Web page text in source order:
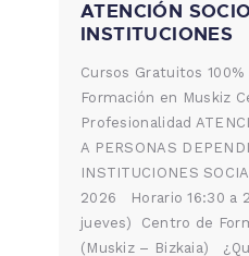
ATENCIÓN
INSTITUCIONES
Cursos Gratuitos
Formación en Muskiz
Profesionalidad
A PERSONAS
INSTITUCIONES
2026 Horario 16:30 a
jueves) Centro de
(Muskiz – Bizkaia)